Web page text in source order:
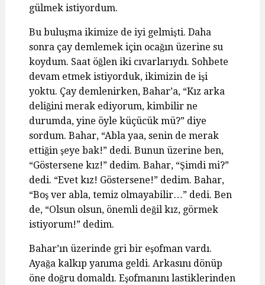
gülmek istiyordum.
Bu buluşma ikimize de iyi gelmişti. Daha
sonra çay demlemek için ocağın üzerine su
koydum. Saat öğlen iki cıvarlarıydı. Sohbete
devam etmek istiyorduk, ikimizin de işi
yoktu. Çay demlenirken, Bahar’a, “Kız arka
deliğini merak ediyorum, kimbilir ne
durumda, yine öyle küçücük mü?” diye
sordum. Bahar, “Abla yaa, senin de merak
ettiğin şeye bak!” dedi. Bunun üzerine ben,
“Göstersene kız!” dedim. Bahar, “Şimdi mi?”
dedi. “Evet kız! Göstersene!” dedim. Bahar,
“Boş ver abla, temiz olmayabilir…” dedi. Ben
de, “Olsun olsun, önemli değil kız, görmek
istiyorum!” dedim.
Bahar’ın üzerinde gri bir eşofman vardı.
Ayağa kalkıp yanıma geldi. Arkasını dönüp
öne doğru domaldı. Eşofmanını lastiklerinden